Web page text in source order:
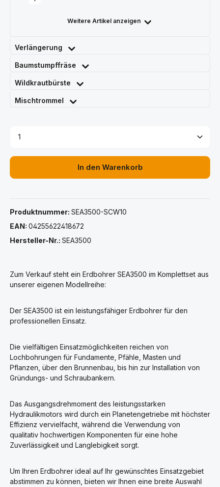
Weitere Artikel anzeigen
Verlängerung
Baumstumpffräse
Wildkrautbürste
Mischtrommel
Produkt Anzahl: Gib den gewünschten Wert ein
In den Warenkorb
Produktnummer: SEA3500-SCW10
EAN: 04255622418672
Hersteller-Nr.: SEA3500
Zum Verkauf steht ein Erdbohrer SEA3500 im Komplettset aus
unserer eigenen Modellreihe:
Der SEA3500 ist ein leistungsfähiger Erdbohrer für den
professionellen Einsatz.
Die vielfältigen Einsatzmöglichkeiten reichen von
Lochbohrungen für Fundamente, Pfähle, Masten und
Pflanzen, über den Brunnenbau, bis hin zur Installation von
Gründungs- und Schraubankern.
Das Ausgangsdrehmoment des leistungsstarken
Hydraulikmotors wird durch ein Planetengetriebe mit höchster
Effizienz vervielfacht, während die Verwendung von
qualitativ hochwertigen Komponenten für eine hohe
Zuverlässigkeit und Langlebigkeit sorgt.
Um Ihren Erdbohrer ideal auf Ihr gewünschtes Einsatzgebiet
abstimmen zu können, bieten wir Ihnen eine breite Auswahl